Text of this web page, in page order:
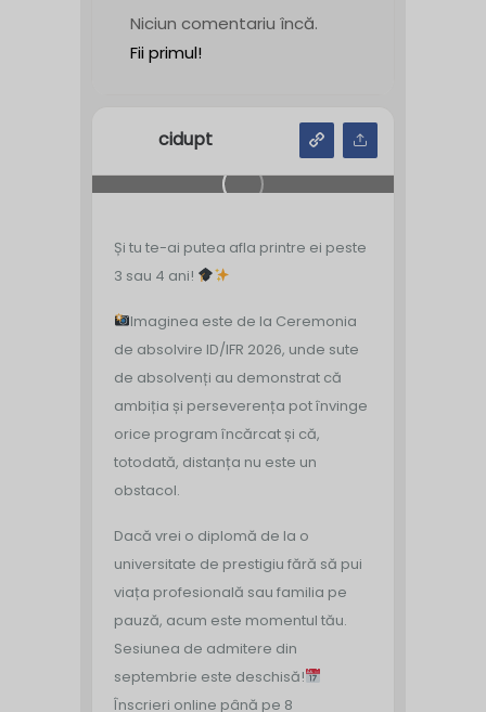
Niciun comentariu încă.
Fii primul!
cidupt
Și tu te-ai putea afla printre ei peste
3 sau 4 ani!
Imaginea este de la Ceremonia
de absolvire ID/IFR 2026, unde sute
de absolvenți au demonstrat că
ambiția și perseverența pot învinge
orice program încărcat și că,
totodată, distanța nu este un
obstacol.
Dacă vrei o diplomă de la o
universitate de prestigiu fără să pui
viața profesională sau familia pe
pauză, acum este momentul tău.
Sesiunea de admitere din
septembrie este deschisă!
Înscrieri online până pe 8